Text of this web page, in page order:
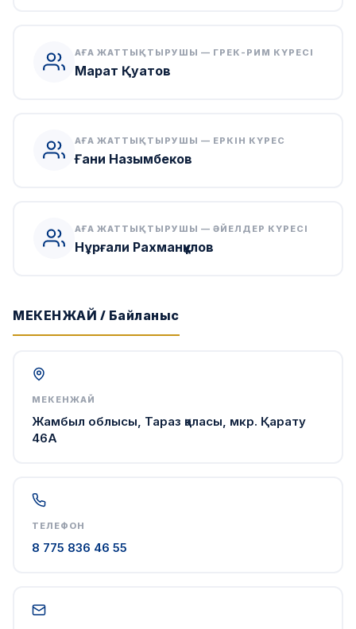
АҒА ЖАТТЫҚТЫРУШЫ — ГРЕК-РИМ КҮРЕСІ
Марат Қуатов
АҒА ЖАТТЫҚТЫРУШЫ — ЕРКІН КҮРЕС
Ғани Назымбеков
АҒА ЖАТТЫҚТЫРУШЫ — ӘЙЕЛДЕР КҮРЕСІ
Нұрғали Рахманқұлов
МЕКЕНЖАЙ / Байланыс
МЕКЕНЖАЙ
Жамбыл облысы, Тараз қаласы, мкр. Қарату
46А
ТЕЛЕФОН
8 775 836 46 55